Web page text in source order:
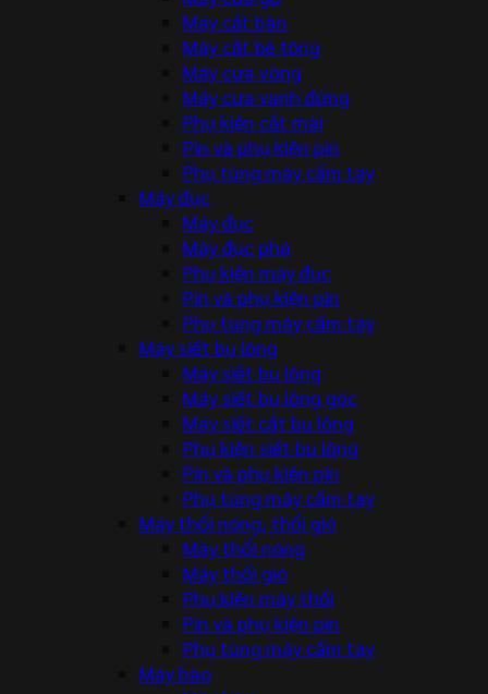
Máy cắt bàn
Máy cắt bê tông
Máy cưa vòng
Máy cưa vanh đứng
Phụ kiện cắt mài
Pin và phụ kiện pin
Phụ tùng máy cầm tay
Máy đục
Máy đục
Máy đục phá
Phụ kiện máy đục
Pin và phụ kiện pin
Phụ tùng máy cầm tay
Máy siết bu lông
Máy siết bu lông
Máy siết bu lông góc
Máy siết cắt bu lông
Phụ kiện siết bu lông
Pin và phụ kiện pin
Phụ tùng máy cầm tay
Máy thổi nóng, thổi gió
Máy thổi nóng
Máy thổi gió
Phụ kiện máy thổi
Pin và phụ kiện pin
Phụ tùng máy cầm tay
Máy bào